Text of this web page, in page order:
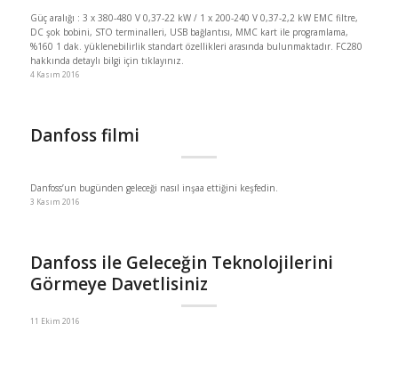
Güç aralığı : 3 x 380-480 V 0,37-22 kW / 1 x 200-240 V 0,37-2,2 kW EMC filtre,
DC şok bobini, STO terminalleri, USB bağlantısı, MMC kart ile programlama,
%160 1 dak. yüklenebilirlik standart özellikleri arasında bulunmaktadır. FC280
hakkında detaylı bilgi için tıklayınız.
4 Kasım 2016
Danfoss filmi
Danfoss’un bugünden geleceği nasıl inşaa ettiğini keşfedin.
3 Kasım 2016
Danfoss ile Geleceğin Teknolojilerini
Görmeye Davetlisiniz
11 Ekim 2016